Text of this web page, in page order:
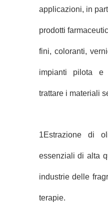
applicazioni, in
prodotti
fini, coloranti,
impianti pilota
trattare i materiali
1Estrazione di
essenziali di alta
industrie delle
terapie.